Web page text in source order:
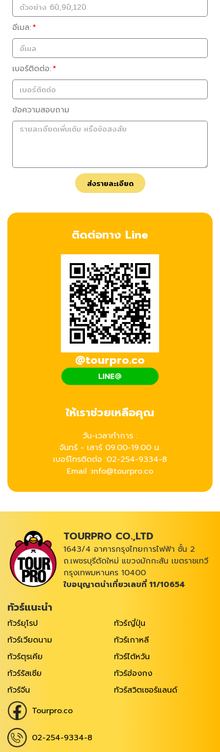
อีเมล:
เบอร์ติดต่อ:
ข้อความสอบถาม
ส่งรายละเอียด
ติดต่อทาง Line
@tourpro.co
ให้เราช่วยเหลือคุณ
วัน-เวลาทำการ :
จันทร์ - เสาร์ 09.00-19.00 น.
เบอร์โทรติดต่อ :02-254-9334-8
Email :info@tourpro.co
TOURPRO CO.,LTD
1643/4 อาคารกรุงไทยการไฟฟ้า ชั้น 2
ถ.เพชรบุรีตัดใหม่ แขวงมักกะสัน เขตราชเทวี
กรุงเทพมหานคร 10400
ใบอนุญาตนำเที่ยวเลขที่ 11/10654
ทัวร์แนะนำ
ทัวร์ยุโรป
ทัวร์ญี่ปุ่น
ทัวร์เวียดนาม
ทัวร์เกาหลี
ทัวร์ตุรเคีย
ทัวร์ไต้หวัน
ทัวร์รัสเซีย
ทัวร์ฮ่องกง
ทัวร์จีน
ทัวร์สวิตเซอร์แลนด์
Tourpro.co
02-254-9334-8